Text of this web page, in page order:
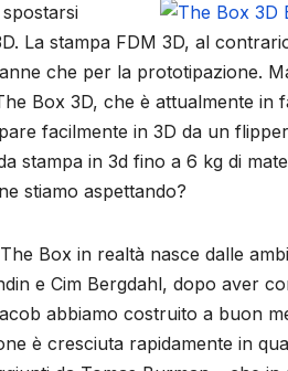
La stampa FDM 3D, al
che per la prototipazione.
Box 3D, che è attualmente in
facilmente in 3D da un
stampa in 3d fino a 6 kg di
stiamo aspettando?
Box in realtà nasce dalle
e Cim Bergdahl, dopo aver
abbiamo costruito a buon
è cresciuta rapidamente in